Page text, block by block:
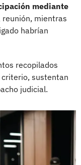
mediante
mientras
habrían
recopilados
sustentan
judicial.